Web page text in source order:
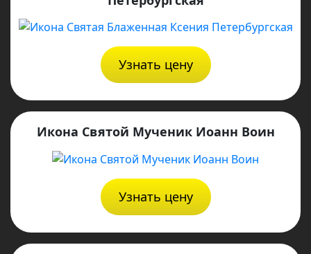
Узнать цену
Икона Святой Мученик Иоанн Воин
Узнать цену